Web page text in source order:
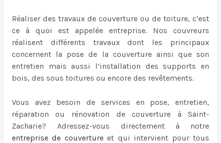
Réaliser des travaux de couverture ou de toiture, c’est
ce à quoi est appelée entreprise. Nos couvreurs
réalisent différents travaux dont les principaux
concernent la pose de la couverture ainsi que son
entretien mais aussi l’installation des supports en
bois, des sous toitures ou encore des revêtements.
Vous avez besoin de services en pose, entretien,
réparation ou rénovation de couverture à Saint-
Zacharie? Adressez-vous directement à notre
entreprise de couverture et qui intervient pour tous